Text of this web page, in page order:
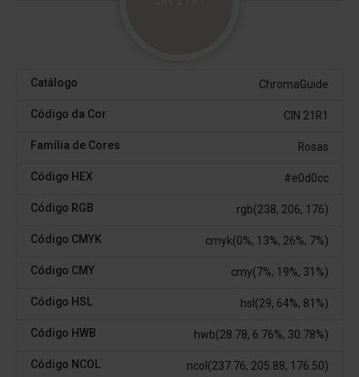
Catálogo ChromaGuide
Código da Cor CIN 21R1
Família de Cores Rosas
Código HEX #e0d0cc
Código RGB rgb(238, 206, 176)
Código CMYK cmyk(0%, 13%, 26%, 7%)
Código CMY cmy(7%, 19%, 31%)
Código HSL hsl(29, 64%, 81%)
Código HWB hwb(28.78, 6.76%, 30.78%)
Código NCOL ncol(237.76, 205.88, 176.50)